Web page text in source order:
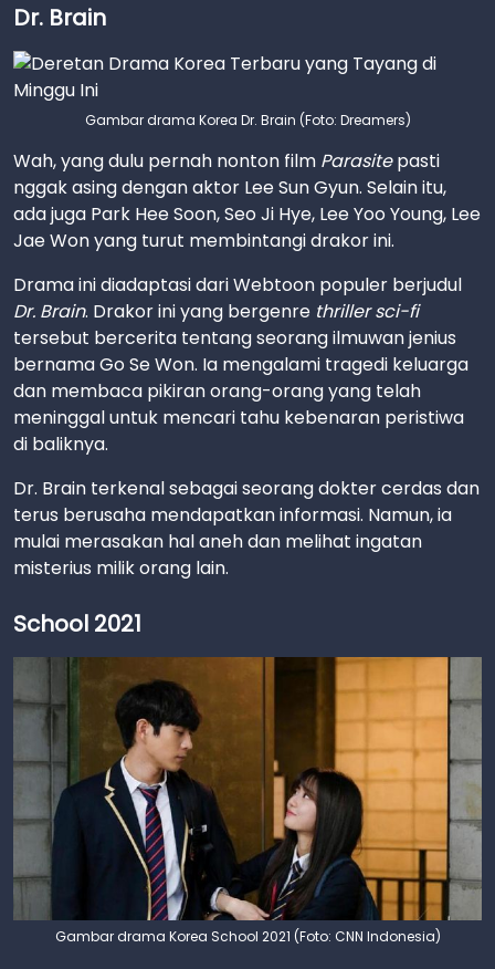
Dr. Brain
Gambar drama Korea Dr. Brain (Foto: Dreamers)
Wah, yang dulu pernah nonton film Parasitepasti
nggak asing dengan aktor Lee Sun Gyun. Selain itu,
ada juga Park Hee Soon, Seo Ji Hye, Lee Yoo Young, Lee
Jae Won yang turut membintangi drakor ini.
Drama ini diadaptasi dari Webtoon populer berjudul
Dr. Brain. Drakor ini yang bergenre thriller sci-fi
tersebut bercerita tentang seorang ilmuwan jenius
bernama Go Se Won. Ia mengalami tragedi keluarga
dan membaca pikiran orang-orang yang telah
meninggal untuk mencari tahu kebenaran peristiwa
di baliknya.
Dr. Brain terkenal sebagai seorang dokter cerdas dan
terus berusaha mendapatkan informasi. Namun, ia
mulai merasakan hal aneh dan melihat ingatan
misterius milik orang lain.
School 2021
Gambar drama Korea School 2021 (Foto: CNN Indonesia)